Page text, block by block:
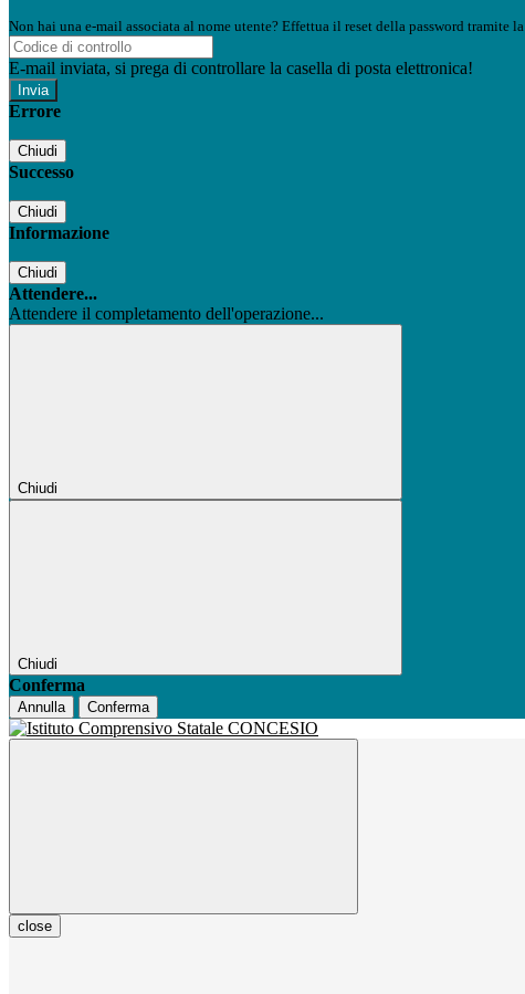
Non hai una e-mail associata al nome utente? Effettua il reset della password tramite la
E-mail inviata, si prega di controllare la casella di posta elettronica!
Errore
Chiudi
Successo
Chiudi
Informazione
Chiudi
Attendere...
Attendere il completamento dell'operazione...
Chiudi
Chiudi
Conferma
Annulla Conferma
close